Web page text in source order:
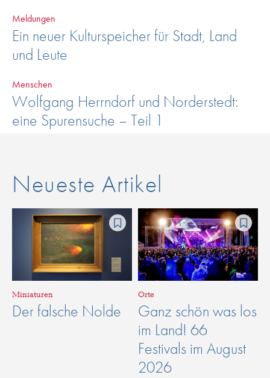
Meldungen
Ein neuer Kulturspeicher für Stadt, Land
und Leute
Menschen
Wolfgang Herrndorf und Norderstedt:
eine Spurensuche – Teil 1
Neueste Artikel
Miniaturen
Der falsche Nolde
Orte
Ganz schön was los
im Land! 66
Festivals im August
2026